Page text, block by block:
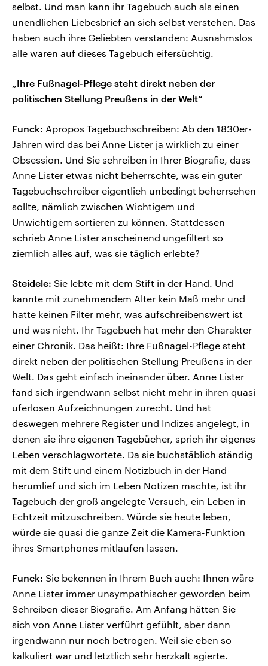
selbst. Und man kann ihr Tagebuch auch als einen
unendlichen Liebesbrief an sich selbst verstehen. Das
haben auch ihre Geliebten verstanden: Ausnahmslos
alle waren auf dieses Tagebuch eifersüchtig.
„Ihre Fußnagel-Pflege steht direkt neben der
politischen Stellung Preußens in der Welt“
Funck: Apropos Tagebuchschreiben: Ab den 1830er-
Jahren wird das bei Anne Lister ja wirklich zu einer
Obsession. Und Sie schreiben in Ihrer Biografie, dass
Anne Lister etwas nicht beherrschte, was ein guter
Tagebuchschreiber eigentlich unbedingt beherrschen
sollte, nämlich zwischen Wichtigem und
Unwichtigem sortieren zu können. Stattdessen
schrieb Anne Lister anscheinend ungefiltert so
ziemlich alles auf, was sie täglich erlebte?
Steidele: Sie lebte mit dem Stift in der Hand. Und
kannte mit zunehmendem Alter kein Maß mehr und
hatte keinen Filter mehr, was aufschreibenswert ist
und was nicht. Ihr Tagebuch hat mehr den Charakter
einer Chronik. Das heißt: Ihre Fußnagel-Pflege steht
direkt neben der politischen Stellung Preußens in der
Welt. Das geht einfach ineinander über. Anne Lister
fand sich irgendwann selbst nicht mehr in ihren quasi
uferlosen Aufzeichnungen zurecht. Und hat
deswegen mehrere Register und Indizes angelegt, in
denen sie ihre eigenen Tagebücher, sprich ihr eigenes
Leben verschlagwortete. Da sie buchstäblich ständig
mit dem Stift und einem Notizbuch in der Hand
herumlief und sich im Leben Notizen machte, ist ihr
Tagebuch der groß angelegte Versuch, ein Leben in
Echtzeit mitzuschreiben. Würde sie heute leben,
würde sie quasi die ganze Zeit die Kamera-Funktion
ihres Smartphones mitlaufen lassen.
Funck: Sie bekennen in Ihrem Buch auch: Ihnen wäre
Anne Lister immer unsympathischer geworden beim
Schreiben dieser Biografie. Am Anfang hätten Sie
sich von Anne Lister verführt gefühlt, aber dann
irgendwann nur noch betrogen. Weil sie eben so
kalkuliert war und letztlich sehr herzkalt agierte.